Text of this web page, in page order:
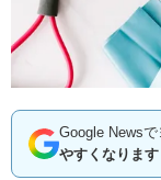
Google News
やすくなります